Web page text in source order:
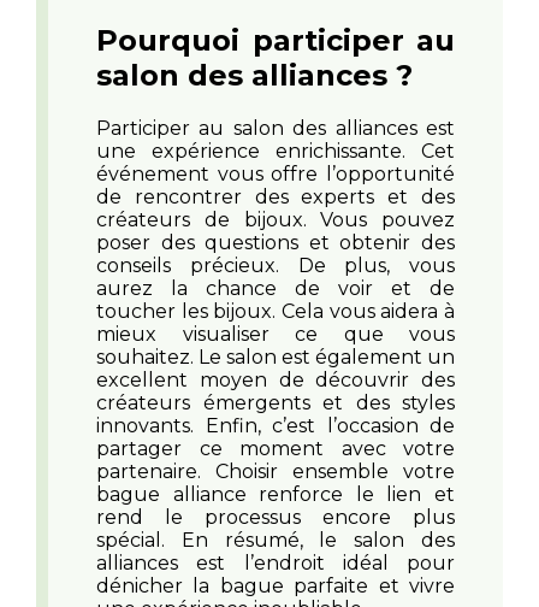
Pourquoi participer au
salon des alliances ?
Participer au salon des alliances est
une expérience enrichissante. Cet
événement vous offre l’opportunité
de rencontrer des experts et des
créateurs de bijoux. Vous pouvez
poser des questions et obtenir des
conseils précieux. De plus, vous
aurez la chance de voir et de
toucher les bijoux. Cela vous aidera à
mieux visualiser ce que vous
souhaitez. Le salon est également un
excellent moyen de découvrir des
créateurs émergents et des styles
innovants. Enfin, c’est l’occasion de
partager ce moment avec votre
partenaire. Choisir ensemble votre
bague alliance renforce le lien et
rend le processus encore plus
spécial. En résumé, le salon des
alliances est l’endroit idéal pour
dénicher la bague parfaite et vivre